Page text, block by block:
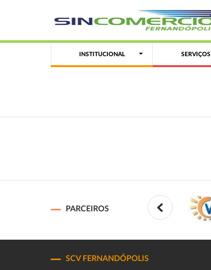
INSTITUCIONAL SERVIÇOS
PARCEIROS
SCV FERNANDÓPOLIS